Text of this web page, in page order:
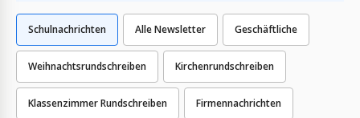
Alle Newsletter Geschäftliche
Weihnachtsrundschreiben Kirchenrundschreiben
Klassenzimmer Rundschreiben Firmennachrichten
Schulnachrichten